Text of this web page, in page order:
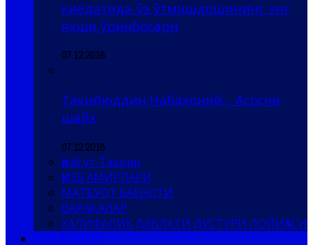
қиёдатида ўз ўтмишдошининг энг
яхши ўринбосари
07.12.2016
Тақийюддин Набаҳоний… Асосчи
шайх
07.12.2016
Ҳизб ут-Таҳрир
ҲИЗБ АМИРЛАРИ
МАТБУОТ БАЁНОТИ
ВАРАҚАЛАР
ХАЛИФАЛИК ДАВЛАТИ ДУСТУРИ ЛОЙИҲАСИ